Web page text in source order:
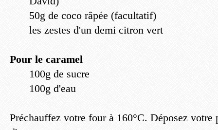
50g de coco râpée (facultatif)
les zestes d'un demi citron vert
Pour le caramel
100g de sucre
100g d'eau
Préchauffez votre four à 160°C. Déposez